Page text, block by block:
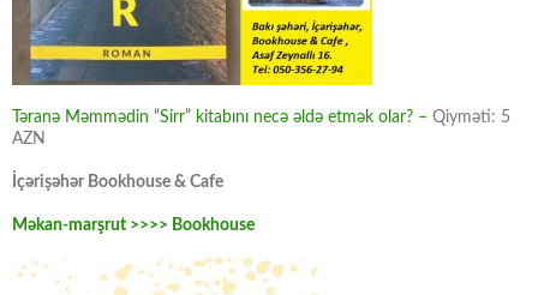
Təranə Məmmədin “Sirr” kitabını necə əldə etmək olar? – Qiyməti: 5
AZN
İçərişəhər Bookhouse & Cafe
Məkan-marşrut >>>> Bookhouse